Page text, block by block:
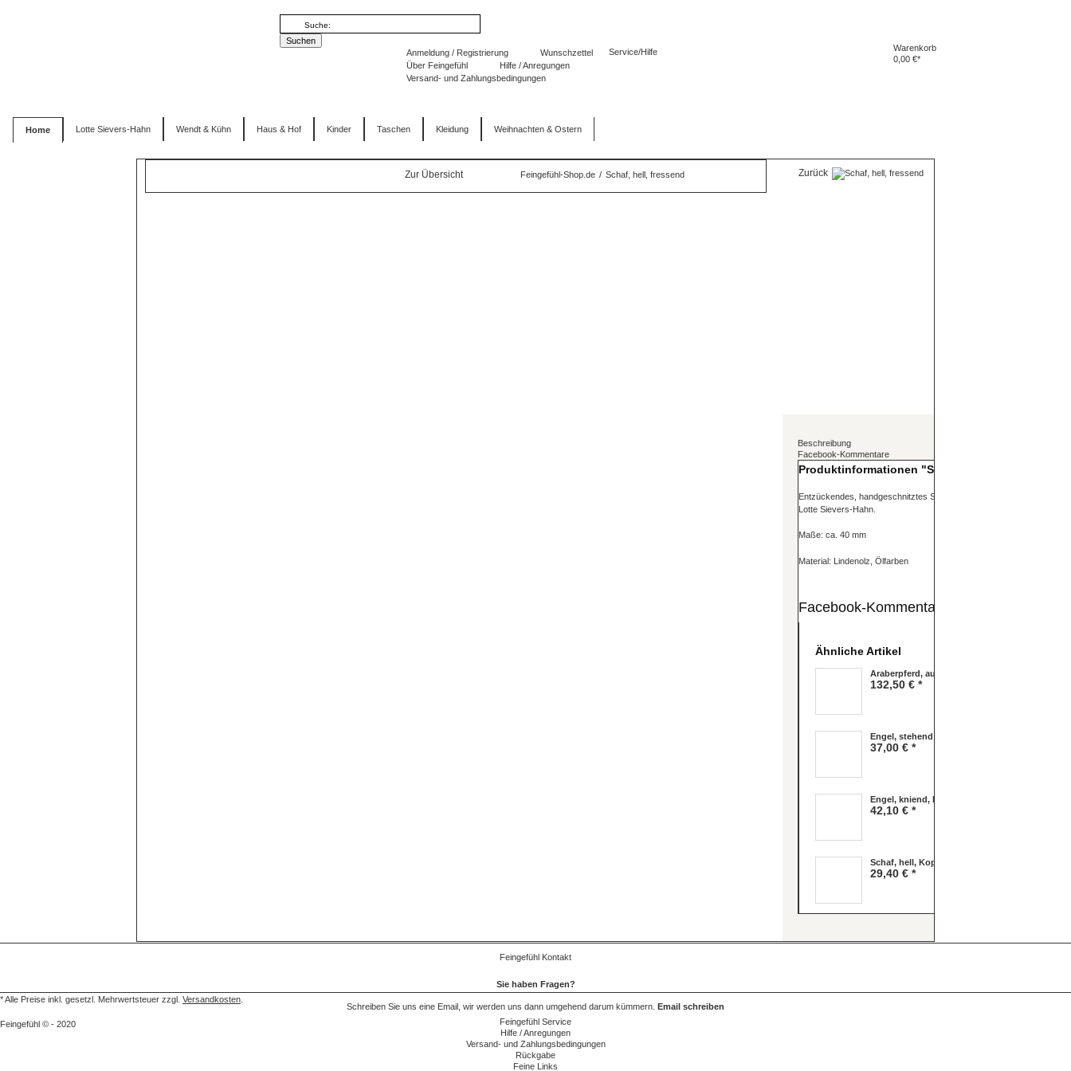
Anmeldung / Registrierung Wunschzettel
Service/Hilfe
Über Feingefühl
Hilfe / Anregungen
Versand- und Zahlungsbedingungen
Warenkorb
0,00 €*
Home Lotte Sievers-Hahn Wendt & Kühn Haus & Hof Kinder Taschen Kleidung Weihnachten & Ostern
Zur Übersicht Feingefühl-Shop.de / Schaf, hell, fressend Zurück
Beschreibung
Facebook-Kommentare
Produktinformationen "Schaf, hell, fressend"
Entzückendes, handgeschnitztes Schaf, fressend - Krippenfigur. Aus
Lotte Sievers-Hahn.
Maße: ca. 40 mm
Material: Lindenolz, Ölfarben
Facebook-Kommentare
Ähnliche Artikel
Araberpferd, aufgezäumt
132,50 € *
Engel, stehend
37,00 € *
Engel, kniend, braun
42,10 € *
Schaf, hell, Kopf hoch
29,40 € *
Feingefühl Kontakt
Sie haben Fragen?
Schreiben Sie uns eine Email, wir werden uns dann umgehend darum kümmern. Email schreiben
Feingefühl Service
Hilfe / Anregungen
Versand- und Zahlungsbedingungen
Rückgabe
Feine Links
* Alle Preise inkl. gesetzl. Mehrwertsteuer zzgl. Versandkosten
Feingefühl © - 2020